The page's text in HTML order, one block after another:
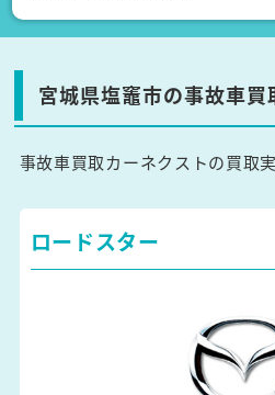
宮城県塩竈市の事故車
事故車買取カーネクストの買取
ロードスター